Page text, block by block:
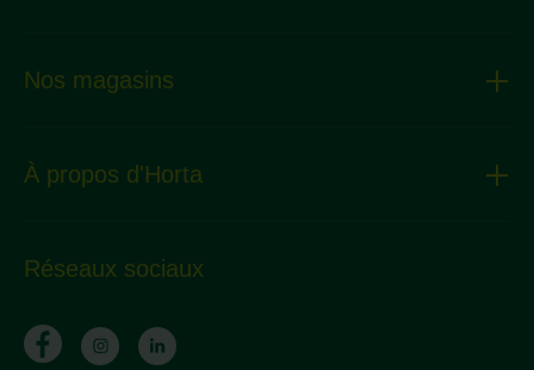
Nos magasins
À propos d'Horta
Réseaux sociaux